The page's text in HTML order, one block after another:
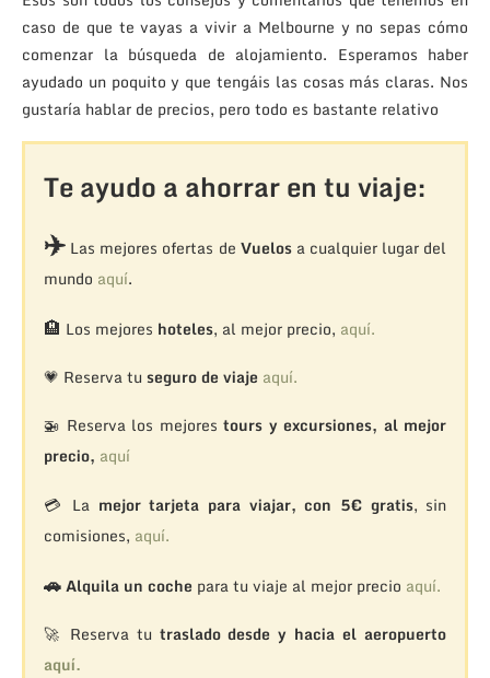
caso de que te vayas a vivir a Melbourne y no sepas cómo
comenzar la búsqueda de alojamiento. Esperamos haber
ayudado un poquito y que tengáis las cosas más claras. Nos
gustaría hablar de precios, pero todo es bastante relativo
Te ayudo a ahorrar en tu viaje:
✈️Las mejores ofertas de Vuelosa cualquier lugar del
mundo aquí.
🏨 Los mejores hoteles, al mejor precio, aquí.
💗 Reserva tu seguro de viaje aquí.
🚁 Reserva los mejorestours y excursiones, al mejor
precio, aquí
💳 La mejor tarjeta para viajar, con 5€ gratis, sin
comisiones, aquí.
🚗Alquila un coche para tu viaje al mejor precio aquí.
🚀 Reserva tu traslado desde y hacia el aeropuerto
aquí.